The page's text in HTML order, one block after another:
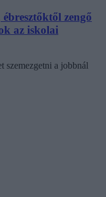
zengő
az iskolai
szemezgetni a jobbnál